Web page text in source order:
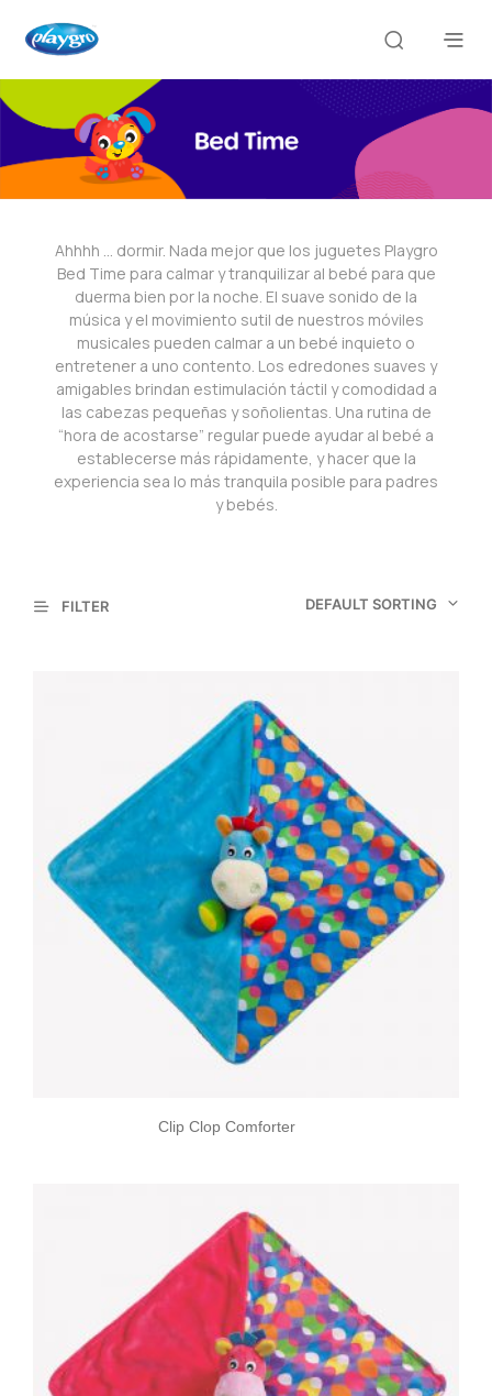
Ahhhh … dormir. Nada mejor que los juguetes Playgro
Bed Time para calmar y tranquilizar al bebé para que
duerma bien por la noche. El suave sonido de la
música y el movimiento sutil de nuestros móviles
musicales pueden calmar a un bebé inquieto o
entretener a uno contento. Los edredones suaves y
amigables brindan estimulación táctil y comodidad a
las cabezas pequeñas y soñolientas. Una rutina de
“hora de acostarse” regular puede ayudar al bebé a
establecerse más rápidamente, y hacer que la
experiencia sea lo más tranquila posible para padres
y bebés.
FILTER DEFAULT SORTING
Clip Clop Comforter